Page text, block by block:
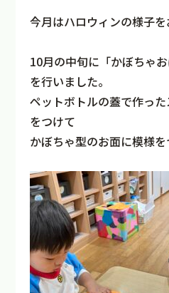
今月はハロウィンの様子
10月の中旬に「かぼちゃお
を行いました。
ペットボトルの蓋で作っ
をつけて
かぼちゃ型のお面に模様